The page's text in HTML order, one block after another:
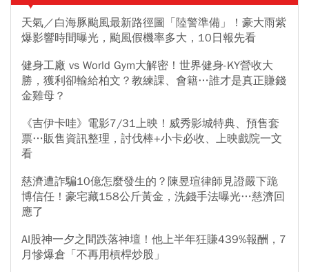
天氣／白海豚颱風最新路徑圖「陸警準備」！豪大雨紫
爆影響時間曝光，颱風假機率多大，10日報先看
健身工廠 vs World Gym大解密！世界健身-KY營收大
勝，獲利卻輸給柏文？教練課、會籍…誰才是真正賺錢
金雞母？
《吉伊卡哇》電影7/31上映！威秀影城特典、預售套
票…販售資訊整理，討伐棒+小卡必收、上映戲院一文
看
慈濟遭詐騙10億怎麼發生的？陳昱瑄律師見證嚴下跪
博信任！豪宅藏158公斤黃金，洗錢手法曝光…慈濟回
應了
AI股神一夕之間跌落神壇！他上半年狂賺439%報酬，7
月慘爆倉「不再用槓桿炒股」